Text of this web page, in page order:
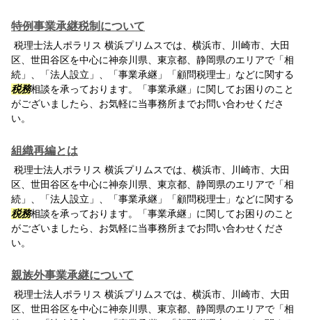
特例事業承継税制について
税理士法人ポラリス 横浜プリムスでは、横浜市、川崎市、大田
区、世田谷区を中心に神奈川県、東京都、静岡県のエリアで「相
続」、「法人設立」、「事業承継」「顧問税理士」などに関する
税務相談を承っております。「事業承継」に関してお困りのこと
がございましたら、お気軽に当事務所までお問い合わせくださ
い。
組織再編とは
税理士法人ポラリス 横浜プリムスでは、横浜市、川崎市、大田
区、世田谷区を中心に神奈川県、東京都、静岡県のエリアで「相
続」、「法人設立」、「事業承継」「顧問税理士」などに関する
税務相談を承っております。「事業承継」に関してお困りのこと
がございましたら、お気軽に当事務所までお問い合わせくださ
い。
親族外事業承継について
税理士法人ポラリス 横浜プリムスでは、横浜市、川崎市、大田
区、世田谷区を中心に神奈川県、東京都、静岡県のエリアで「相